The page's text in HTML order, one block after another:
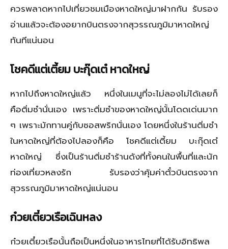
ควรพลาดหากไปเที่ยวชมเมืองหาดใหญ่มาฝากกัน รับรอง
อ่านแล้วจะต้องอยากบินตรงจากสุวรรณภูมิมาหาดใหญ่
ทันทีแน่นอน
โชคดีแต่เตี้ยม บะกุ๊ดเต๋ หาดใหญ่
หากไปถึงหาดใหญ่แล้ว หนึ่งในเมนูที่จะไม่ลองไม่ได้เลยก็
คือติ่มซำนั่นเอง เพราะติ่มซำของหาดใหญ่นั้นโดดเด่นมาก
ๆ เพราะมักทานคู่กับซอสพริกนั่นเอง โดยหนึ่งในร้านติ่มซำ
ในหาดใหญ่ที่ต้องไปลองก็คือ โชคดีแต่เตี้ยม บะกุ๊ดเต๋
หาดใหญ่ ซึ่งเป็นร้านติ่มซำร้านดังที่ทั้งคนในพื้นที่และนัก
ท่องเที่ยวหลงรัก รับรองว่าคุ้มค่าตั๋วบินตรงจาก
สุวรรณภูมิมาหาดใหญ่แน่นอน
ก๋วยเตี๋ยวเรือเฉินหลง
ก๋วยเตี๋ยวเรือนั้นถือเป็นหนึ่งในอาหารไทยที่ได้รับอิทธิพล